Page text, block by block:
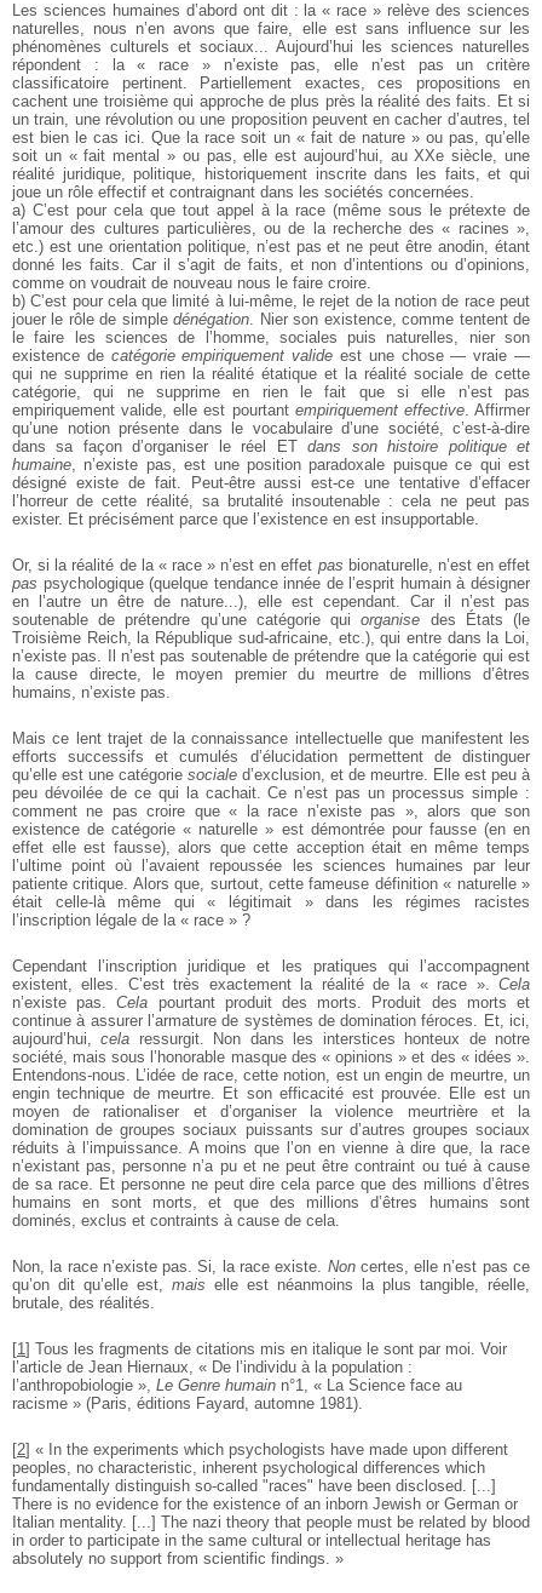
Les sciences humaines d’abord ont dit : la « race » relève des sciences
naturelles, nous n’en avons que faire, elle est sans influence sur les
phénomènes culturels et sociaux... Aujourd’hui les sciences naturelles
répondent : la « race » n’existe pas, elle n’est pas un critère
classificatoire pertinent. Partiellement exactes, ces propositions en
cachent une troisième qui approche de plus près la réalité des faits. Et si
un train, une révolution ou une proposition peuvent en cacher d’autres, tel
est bien le cas ici. Que la race soit un « fait de nature » ou pas, qu’elle
soit un « fait mental » ou pas, elle est aujourd’hui, au XXe siècle, une
réalité juridique, politique, historiquement inscrite dans les faits, et qui
joue un rôle effectif et contraignant dans les sociétés concernées.
a) C’est pour cela que tout appel à la race (même sous le prétexte de
l’amour des cultures particulières, ou de la recherche des « racines »,
etc.) est une orientation politique, n’est pas et ne peut être anodin, étant
donné les faits. Car il s’agit de faits, et non d’intentions ou d’opinions,
comme on voudrait de nouveau nous le faire croire.
b) C’est pour cela que limité à lui-même, le rejet de la notion de race peut
jouer le rôle de simpledénégation. Nier son existence, comme tentent de
le faire les sciences de l’homme, sociales puis naturelles, nier son
existence de catégorie empiriquement valide est une chose — vraie —
qui ne supprime en rien la réalité étatique et la réalité sociale de cette
catégorie, qui ne supprime en rien le fait que si elle n’est pas
empiriquement valide, elle est pourtant empiriquement effective. Affirmer
qu’une notion présente dans le vocabulaire d’une société, c’est-à-dire
dans sa façon d’organiser le réel ETdans son histoire politique et
humaine, n’existe pas, est une position paradoxale puisque ce qui est
désigné existe de fait. Peut-être aussi est-ce une tentative d’effacer
l’horreur de cette réalité, sa brutalité insoutenable : cela ne peut pas
exister. Et précisément parce que l’existence en est insupportable.
Or, si la réalité de la « race » n’est en effet pas bionaturelle, n’est en effet
pas psychologique (quelque tendance innée de l’esprit humain à désigner
en l’autre un être de nature...), elle est cependant. Car il n’est pas
soutenable de prétendre qu’une catégorie quiorganise des États (le
Troisième Reich, la République sud-africaine, etc.), qui entre dans la Loi,
n’existe pas. Il n’est pas soutenable de prétendre que la catégorie qui est
la cause directe, le moyen premier du meurtre de millions d’êtres
humains, n’existe pas.
Mais ce lent trajet de la connaissance intellectuelle que manifestent les
efforts successifs et cumulés d’élucidation permettent de distinguer
qu’elle est une catégorie sociale d’exclusion, et de meurtre. Elle est peu à
peu dévoilée de ce qui la cachait. Ce n’est pas un processus simple :
comment ne pas croire que « la race n’existe pas », alors que son
existence de catégorie « naturelle » est démontrée pour fausse (en en
effet elle est fausse), alors que cette acception était en même temps
l’ultime point où l’avaient repoussée les sciences humaines par leur
patiente critique. Alors que, surtout, cette fameuse définition « naturelle »
était celle-là même qui « légitimait » dans les régimes racistes
l’inscription légale de la « race » ?
Cependant l’inscription juridique et les pratiques qui l’accompagnent
existent, elles. C’est très exactement la réalité de la « race ». Cela
n’existe pas.Cela pourtant produit des morts. Produit des morts et
continue à assurer l’armature de systèmes de domination féroces. Et, ici,
aujourd’hui,cela ressurgit. Non dans les interstices honteux de notre
société, mais sous l’honorable masque des « opinions » et des « idées ».
Entendons-nous. L’idée de race, cette notion, est un engin de meurtre, un
engin technique de meurtre. Et son efficacité est prouvée. Elle est un
moyen de rationaliser et d’organiser la violence meurtrière et la
domination de groupes sociaux puissants sur d’autres groupes sociaux
réduits à l’impuissance. A moins que l’on en vienne à dire que, la race
n’existant pas, personne n’a pu et ne peut être contraint ou tué à cause
de sa race. Et personne ne peut dire cela parce que des millions d’êtres
humains en sont morts, et que des millions d’êtres humains sont
dominés, exclus et contraints à cause de cela.
Non, la race n’existe pas. Si, la race existe. Noncertes, elle n’est pas ce
qu’on dit qu’elle est, mais elle est néanmoins la plus tangible, réelle,
brutale, des réalités.
[1] Tous les fragments de citations mis en italique le sont par moi. Voir
l’article de Jean Hiernaux, « De l’individu à la population :
l’anthropobiologie », Le Genre humain n°1, « La Science face au
racisme » (Paris, éditions Fayard, automne 1981).
[2] « In the experiments which psychologists have made upon different
peoples, no characteristic, inherent psychological differences which
fundamentally distinguish so-called "races" have been disclosed. [...]
There is no evidence for the existence of an inborn Jewish or German or
Italian mentality. [...] The nazi theory that people must be related by blood
in order to participate in the same cultural or intellectual heritage has
absolutely no support from scientific findings. »